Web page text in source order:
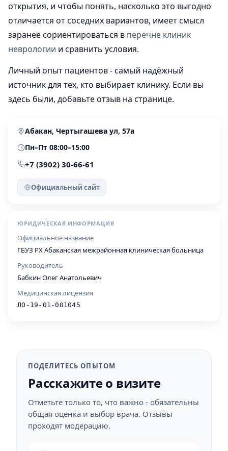
открытия, и чтобы понять, насколько это выгодно
отличается от соседних вариантов, имеет смысл
заранее сориентироваться в перечне клиник
неврологии и сравнить условия.
Личный опыт пациентов - самый надёжный
источник для тех, кто выбирает клинику. Если вы
здесь были, добавьте отзыв на странице.
Абакан, Чертыгашева ул, 57а
Пн–Пт 08:00–15:00
+7 (3902) 30-66-61
Официальный сайт
ЮРИДИЧЕСКАЯ ИНФОРМАЦИЯ
Официальное название
ГБУЗ РХ Абаканская межрайонная клиническая больница
Руководитель
Бабкин Олег Анатольевич
Медицинская лицензия
ЛО-19-01-001045
ПОДЕЛИТЕСЬ ОПЫТОМ
Расскажите о визите
Отметьте только то, что важно - обязательны
общая оценка и выбор врача. Отзывы
проходят модерацию.